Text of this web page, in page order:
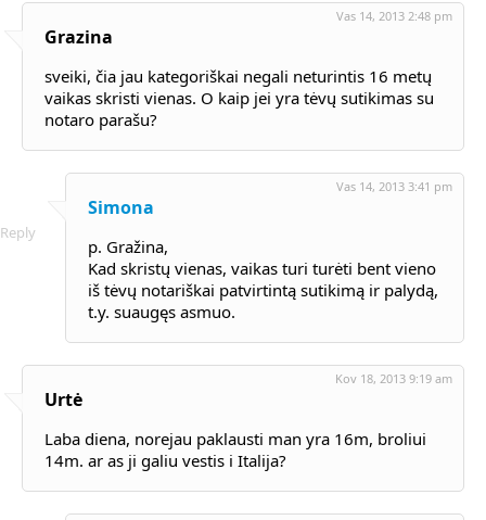
Grazina
Vas 14, 2013 2:48 pm
sveiki, čia jau kategoriškai negali neturintis 16 metų
vaikas skristi vienas. O kaip jei yra tėvų sutikimas su
notaro parašu?
Reply
Simona
Vas 14, 2013 3:41 pm
p. Gražina,
Kad skristų vienas, vaikas turi turėti bent vieno
iš tėvų notariškai patvirtintą sutikimą ir palydą,
t.y. suaugęs asmuo.
Urtė
Kov 18, 2013 9:19 am
Laba diena, norejau paklausti man yra 16m, broliui
14m. ar as ji galiu vestis i Italija?